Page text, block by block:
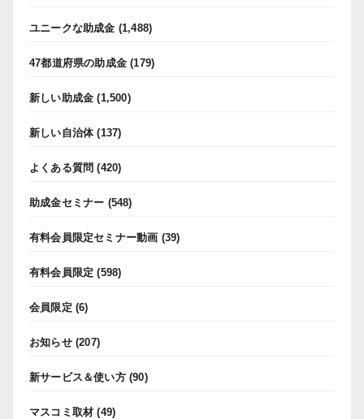
ユニークな助成金 (1,488)
47都道府県の助成金 (179)
新しい助成金 (1,500)
新しい自治体(137)
よくある質問 (420)
助成金セミナー (548)
有料会員限定セミナー動画 (39)
有料会員限定 (598)
会員限定 (6)
お知らせ(207)
新サービス＆使い方(90)
マスコミ取材 (49)